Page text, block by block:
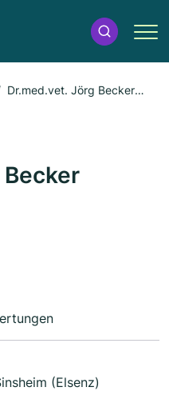
Dr.med.vet. Jörg Becker
(Elsenz)